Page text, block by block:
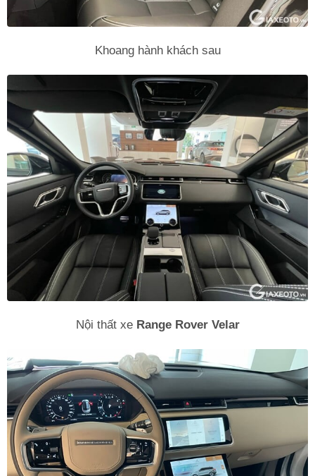
Khoang hành khách sau
Nội thất xe Range Rover Velar